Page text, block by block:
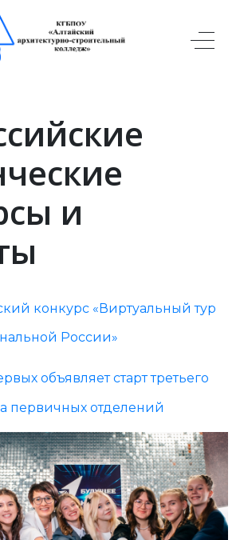
и
конкурс «Виртуальный тур
России»
объявляет старт третьего
первичных отделений